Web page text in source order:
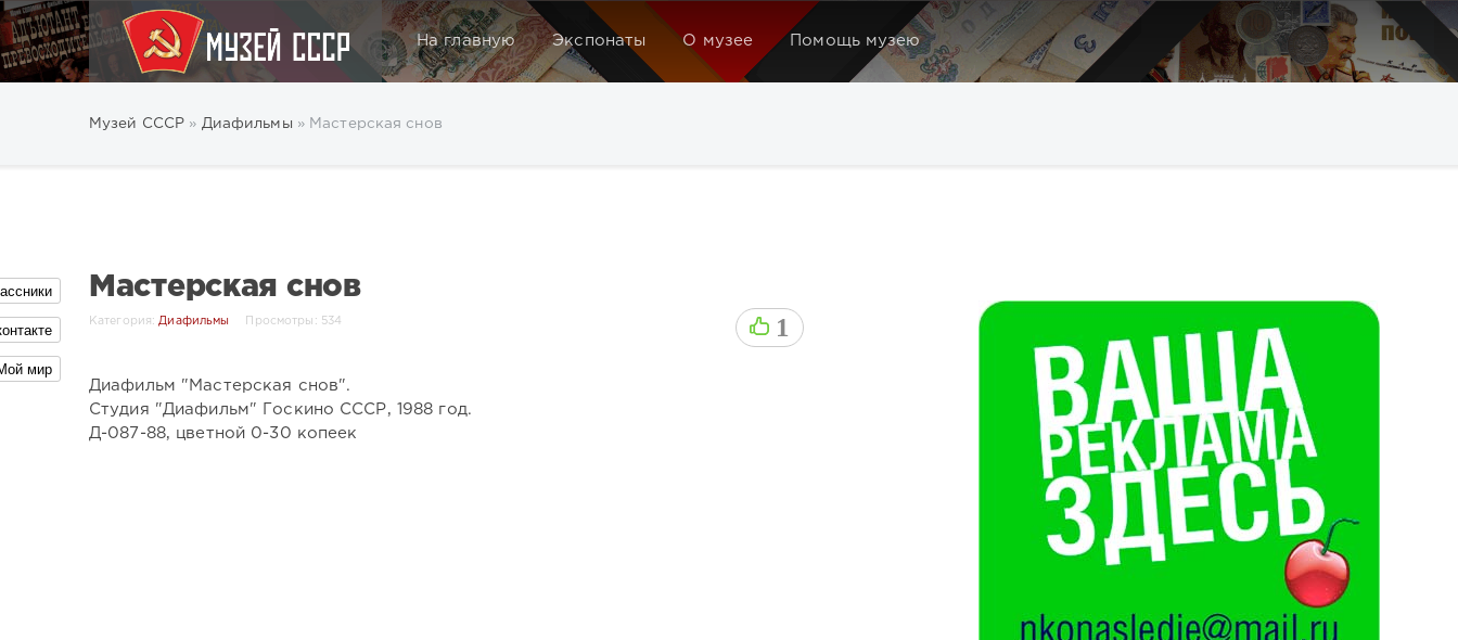
Искать
На главную Экспонаты О музее Помощь музею
Музей СССР » Диафильмы » Мастерская снов
мир
Мастерская снов
1
Категория:Диафильмы Просмотры: 534
Диафильм "Мастерская снов".
Студия "Диафильм" Госкино СССР, 1988 год.
Д-087-88, цветной 0-30 копеек